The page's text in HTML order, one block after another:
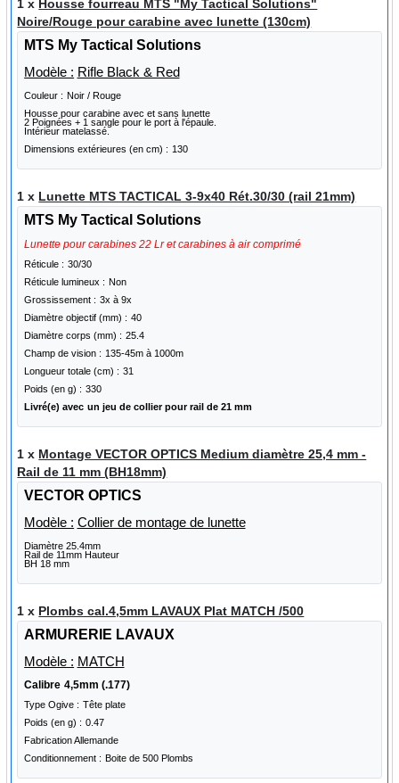
1 x Housse fourreau MTS "My Tactical Solutions"
Noire/Rouge pour carabine avec lunette (130cm)
MTS My Tactical Solutions
Modèle : Rifle Black & Red
Couleur : Noir / Rouge
Housse pour carabine avec et sans lunette
2 Poignées + 1 sangle pour le port à l'épaule.
Intérieur matelassé.
Dimensions extérieures (en cm) : 130
1 x Lunette MTS TACTICAL 3-9x40 Rét.30/30 (rail 21mm)
MTS My Tactical Solutions
Lunette pour carabines 22 Lr et carabines à air comprimé
Réticule : 30/30
Réticule lumineux : Non
Grossissement : 3x à 9x
Diamètre objectif (mm) : 40
Diamètre corps (mm) : 25.4
Champ de vision : 135-45m à 1000m
Longueur totale (cm) : 31
Poids (en g) : 330
Livré(e) avec un jeu de collier pour rail de 21 mm
1 x Montage VECTOR OPTICS Medium diamètre 25,4 mm -
Rail de 11 mm (BH18mm)
VECTOR OPTICS
Modèle : Collier de montage de lunette
Diamètre 25.4mm
Rail de 11mm Hauteur
BH 18 mm
1 x Plombs cal.4,5mm LAVAUX Plat MATCH /500
ARMURERIE LAVAUX
Modèle : MATCH
Calibre 4,5mm (.177)
Type Ogive : Tête plate
Poids (en g) : 0.47
Fabrication Allemande
Conditionnement : Boite de 500 Plombs